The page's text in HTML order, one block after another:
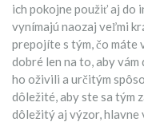
ich pokojne použiť aj do
vynímajú naozaj veľmi
prepojíte s tým, čo máte
dobré len na to, aby
ho oživili a určitým
dôležité, aby ste sa tým
dôležitý aj výzor, hlavne